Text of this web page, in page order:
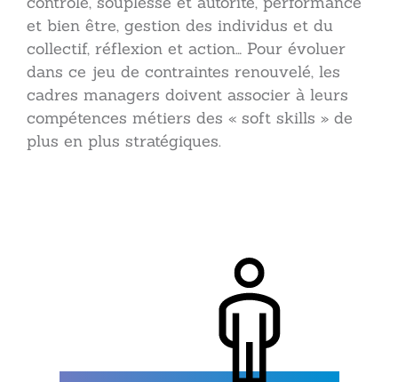
et bien être, gestion des individus et du
collectif, réflexion et action… Pour évoluer
dans ce jeu de contraintes renouvelé, les
cadres managers doivent associer à leurs
compétences métiers des « soft skills » de
plus en plus stratégiques.